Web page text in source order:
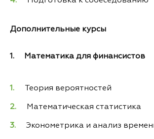
Дополнительные курсы
1. Математика для финансистов
Теория вероятностей
Математическая статистика
Эконометрика и анализ